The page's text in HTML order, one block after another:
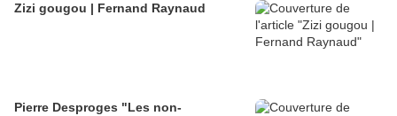
Zizi gougou | Fernand Raynaud
Pierre Desproges "Les non-